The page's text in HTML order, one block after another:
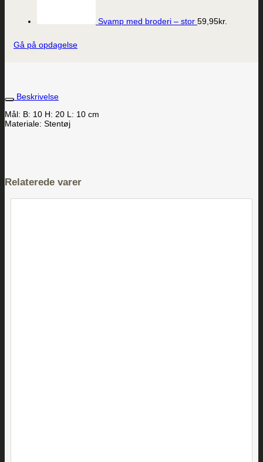
Svamp med broderi – stor 59,95kr.
Gå på opdagelse
Beskrivelse
Mål: B: 10 H: 20 L: 10 cm
Materiale: Stentøj
Relaterede varer